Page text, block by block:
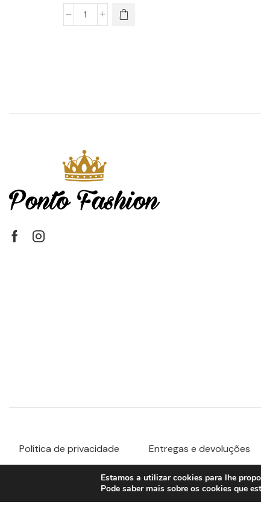
Política de privacidade Entregas e devoluções
Estamos a utilizar cookies para lhe
Pode saber mais sobre os cookies que